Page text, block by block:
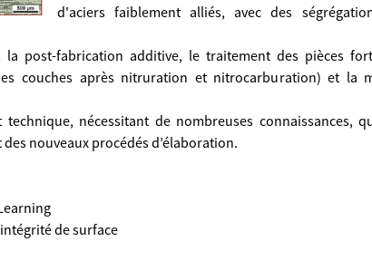
d'aciers faiblement alliés, avec des
post-fabrication additive, le traitement des pièces
couches après nitruration et nitrocarburation) et la
nécessitant de nombreuses connaissances,
nouveaux procédés d’élaboration.
de surface